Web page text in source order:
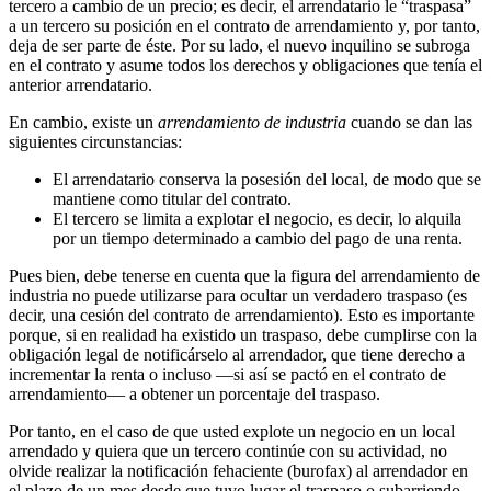
tercero a cambio de un precio; es decir, el arrendatario le “traspasa”
a un tercero su posición en el contrato de arrendamiento y, por tanto,
deja de ser parte de éste. Por su lado, el nuevo inquilino se subroga
en el contrato y asume todos los derechos y obligaciones que tenía el
anterior arrendatario.
En cambio, existe un arrendamiento de industria cuando se dan las
siguientes circunstancias:
El arrendatario conserva la posesión del local, de modo que se
mantiene como titular del contrato.
El tercero se limita a explotar el negocio, es decir, lo alquila
por un tiempo determinado a cambio del pago de una renta.
Pues bien, debe tenerse en cuenta que la figura del arrendamiento de
industria no puede utilizarse para ocultar un verdadero traspaso (es
decir, una cesión del contrato de arrendamiento). Esto es importante
porque, si en realidad ha existido un traspaso, debe cumplirse con la
obligación legal de notificárselo al arrendador, que tiene derecho a
incrementar la renta o incluso —si así se pactó en el contrato de
arrendamiento— a obtener un porcentaje del traspaso.
Por tanto, en el caso de que usted explote un negocio en un local
arrendado y quiera que un tercero continúe con su actividad, no
olvide realizar la notificación fehaciente (burofax) al arrendador en